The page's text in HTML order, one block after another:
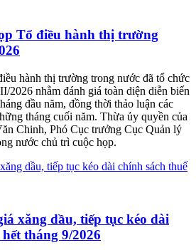
Tổ điều hành thị trường
hành thị trường trong nước đã tổ chức
2026 nhằm đánh giá toàn diện diễn biến
đầu năm, đồng thời thảo luận các
tháng cuối năm. Thừa ủy quyền của
Chinh, Phó Cục trưởng Cục Quản lý
nước chủ trì cuộc họp.
xăng dầu, tiếp tục kéo dài
tháng 9/2026